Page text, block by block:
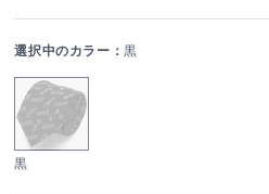
選択中のカラー：黒
黒